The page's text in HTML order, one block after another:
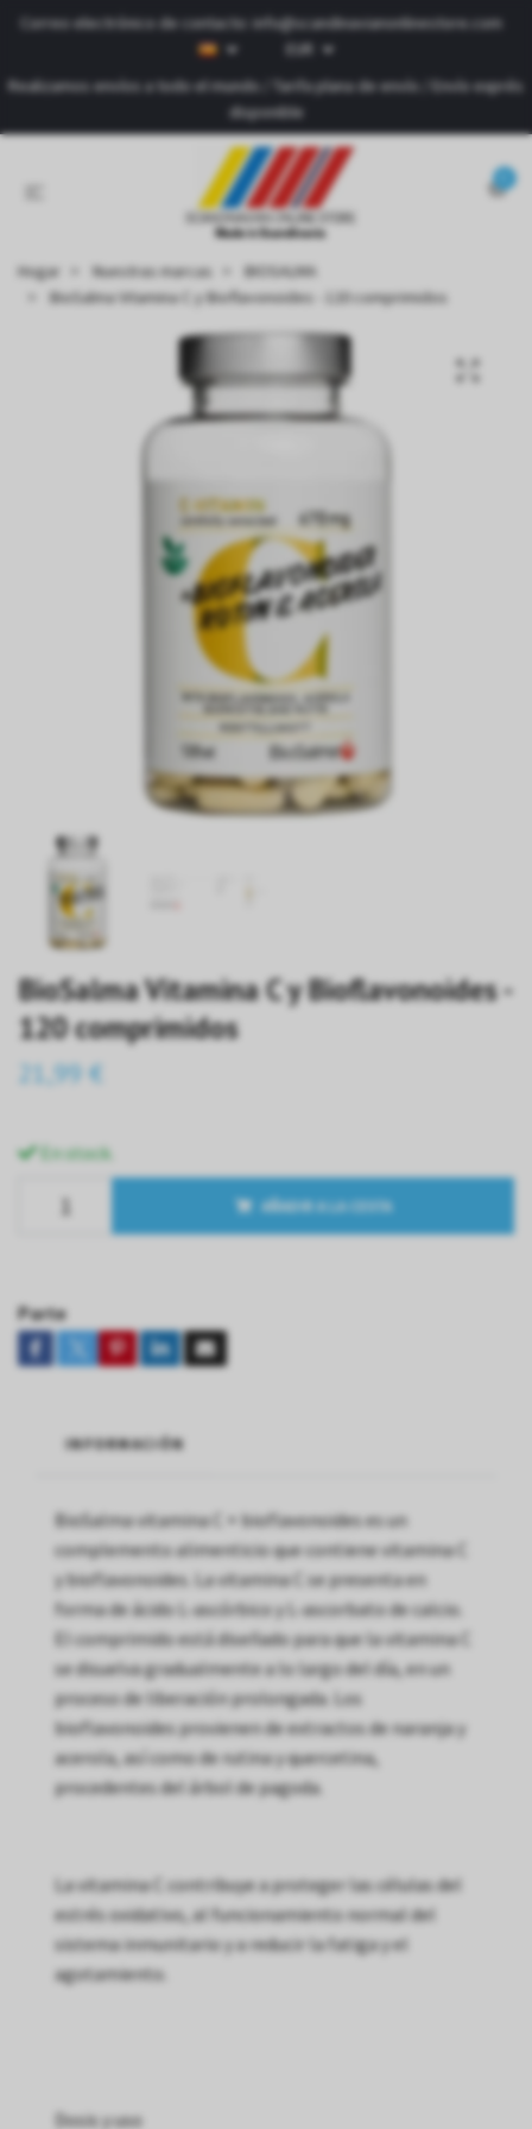
Correo electrónico de contacto: info@scandinavianonlinestore.com
EUR
Realizamos envíos a todo el mundo / Tarifa plana de envío / Envío exprés
disponible
Hogar Nuestras marcas
BIOSALMA
BioSalma Vitamina C y Bioflavonoides - 120 comprimidos
BioSalma Vitamina C y Bioflavonoides -
120 comprimidos
21,99 €
En stock.
AÑADIR A LA CESTA
Parte
INFORMACIÓN
BioSalma vitamina C + bioflavonoides es un
complemento alimenticio que contiene vitamina C
y bioflavonoides. La vitamina C se presenta en
forma de ácido L-ascórbico y L-ascorbato de calcio.
El comprimido está diseñado para que la vitamina C
se disuelva gradualmente a lo largo del día, en un
proceso de liberación prolongada. Los
bioflavonoides provienen de extractos de naranja y
acerola, así como de rutina y quercetina,
procedentes del árbol de pagoda.
La vitamina C contribuye a proteger las células del
estrés oxidativo, al funcionamiento normal del
sistema inmunitario y a reducir la fatiga y el
agotamiento.
Dosis y uso